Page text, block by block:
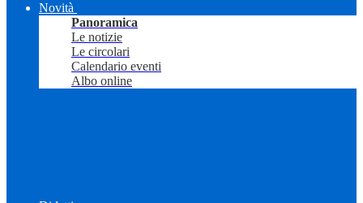
Novità
Panoramica
Le notizie
Le circolari
Calendario eventi
Albo online